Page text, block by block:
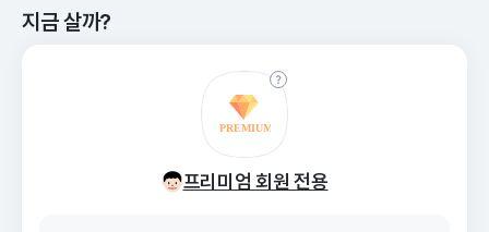
지금 살까?
프리미엄 회원 전용
26. 08/07